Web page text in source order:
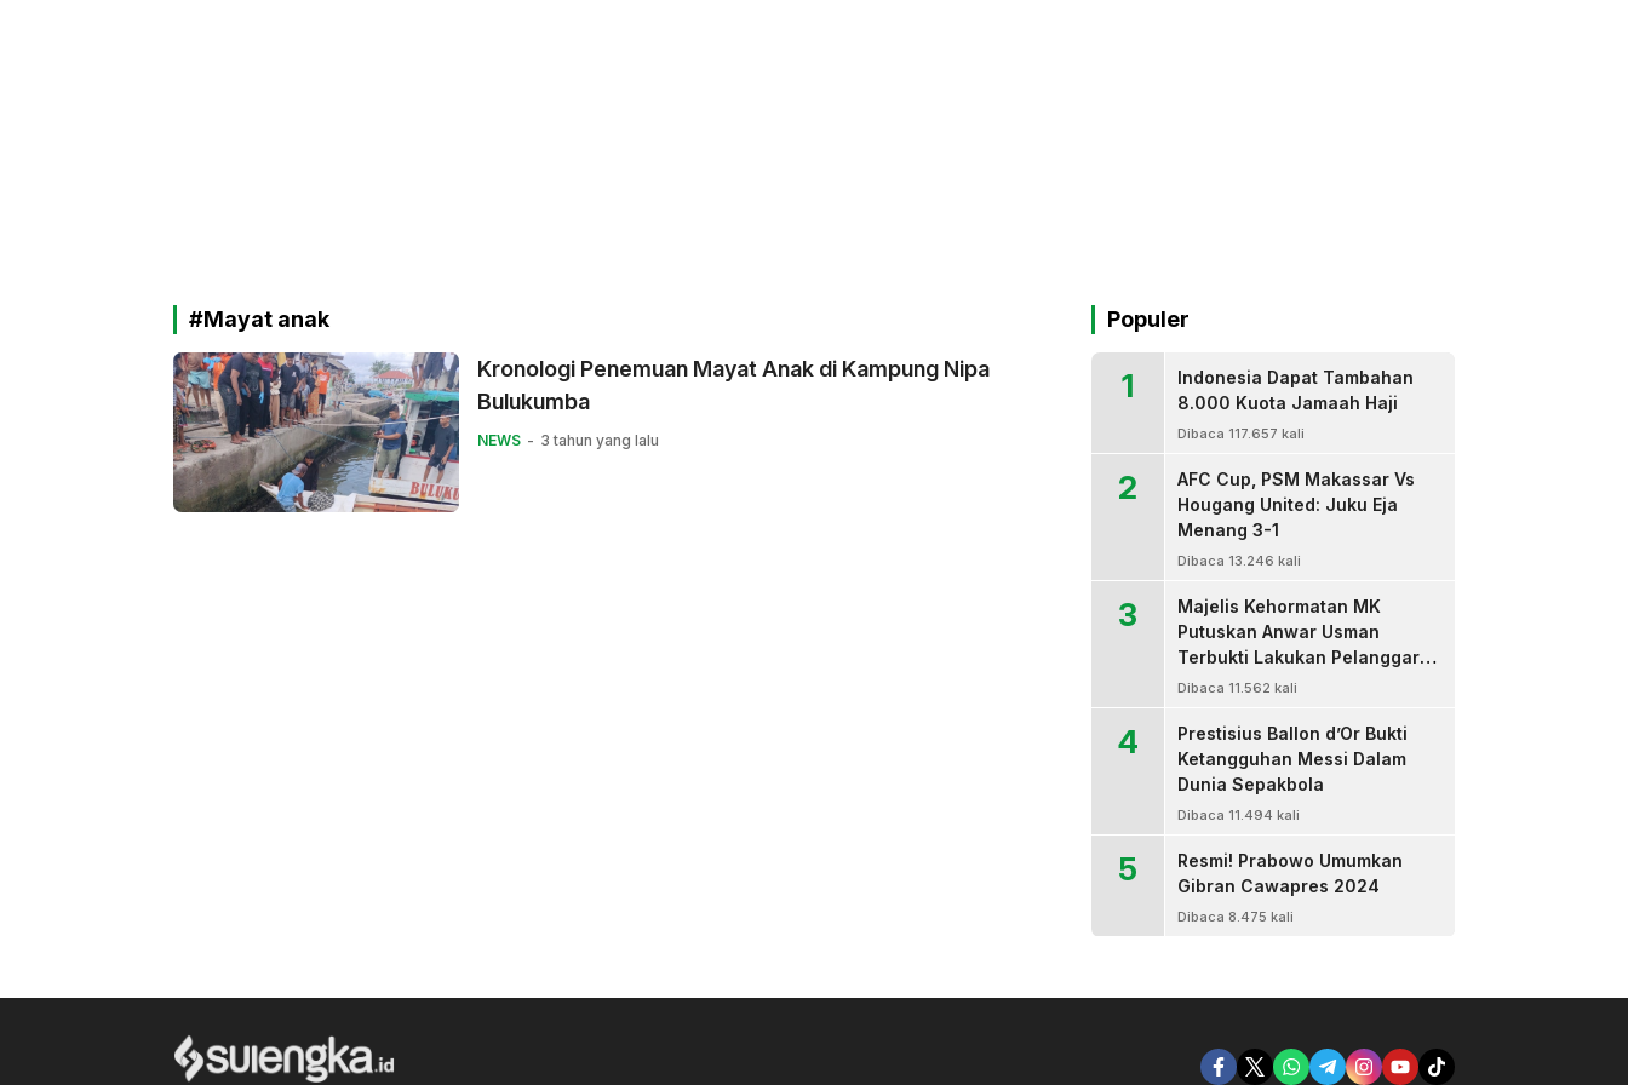
#Mayat anak
Kronologi Penemuan Mayat Anak di Kampung Nipa
Bulukumba
NEWS 3 tahun yang lalu
Populer
1
Indonesia Dapat Tambahan
8.000 Kuota Jamaah Haji
Dibaca 117.657 kali
2
AFC Cup, PSM Makassar Vs
Hougang United: Juku Eja
Menang 3-1
Dibaca 13.246 kali
3
Majelis Kehormatan MK
Putuskan Anwar Usman
Terbukti Lakukan Pelanggaran
Berat Kode Etik dan
Dibaca 11.562 kali
4
Prestisius Ballon d’Or Bukti
Ketangguhan Messi Dalam
Dunia Sepakbola
Dibaca 11.494 kali
5
Resmi! Prabowo Umumkan
Gibran Cawapres 2024
Dibaca 8.475 kali